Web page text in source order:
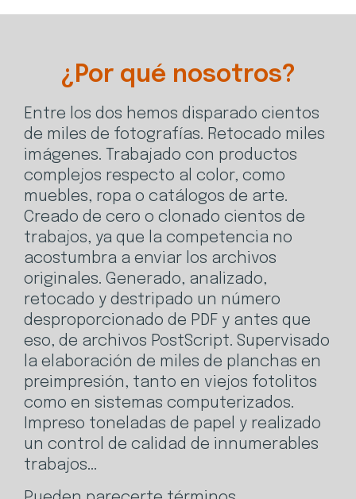
¿Por qué nosotros?
Entre los dos hemos disparado cientos
de miles de fotografías. Retocado miles
imágenes. Trabajado con productos
complejos respecto al color, como
muebles, ropa o catálogos de arte.
Creado de cero o clonado cientos de
trabajos, ya que la competencia no
acostumbra a enviar los archivos
originales. Generado, analizado,
retocado y destripado un número
desproporcionado de PDF y antes que
eso, de archivos PostScript. Supervisado
la elaboración de miles de planchas en
preimpresión, tanto en viejos fotolitos
como en sistemas computerizados.
Impreso toneladas de papel y realizado
un control de calidad de innumerables
trabajos…